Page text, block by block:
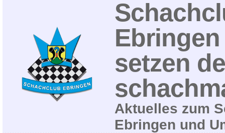
setzen
Aktuelles zum
Ebringen und